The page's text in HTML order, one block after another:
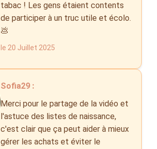
tabac ! Les gens étaient contents
de participer à un truc utile et écolo.
💩
le 20 Juillet 2025
Sofia29 :
Merci pour le partage de la vidéo et
l'astuce des listes de naissance,
c'est clair que ça peut aider à mieux
gérer les achats et éviter le